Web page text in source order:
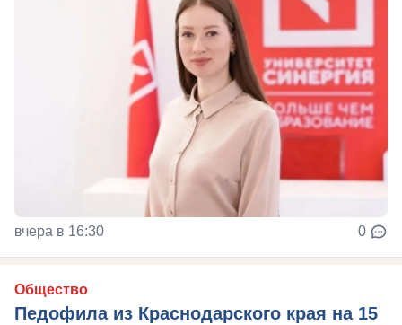
вчера в 16:30 0
Общество
Педофила из Краснодарского края на 15